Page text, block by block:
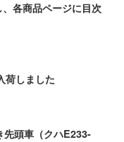
各商品ページに目次
荷しました
先頭車（クハE233-